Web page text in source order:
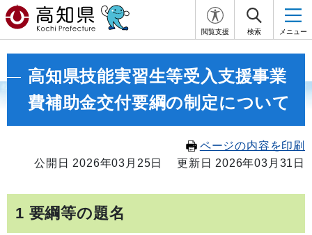
閲覧支援 検索 メニュー
高知県技能実習生等受入支援事業
費補助金交付要綱の制定について
ページの内容を印刷
公開日 2026年03月25日
更新日 2026年03月31日
1 要綱等の題名